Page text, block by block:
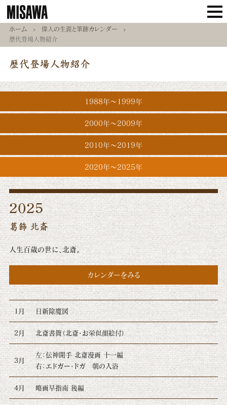
ホーム > 偉人の生涯と筆跡カレンダー
>
歴代登場人物紹介
歴代登場人物紹介
1988年〜1999年
2000年〜2009年
2010年〜2019年
2020年〜2025年
2025
葛飾 北斎
人生百歳の世に、北斎。
カレンダーをみる
1月 日新除魔図
2月 北斎書簡（北斎・お栄似顔絵付）
3月
左：伝神開手 北斎漫画 十一編
右：エドガー・ドガ 朝の入浴
4月 略画早指南 後編